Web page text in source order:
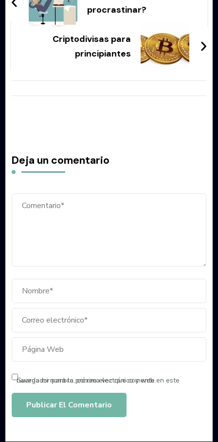
entradas
procrastinar?
Criptodivisas para
principiantes
Deja un comentario
Guarda mi nombre, correo electrónico y web en este navegador para la próxima vez que comente.